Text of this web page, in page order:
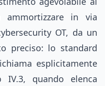
in via
OT, da un
preciso: lo standard
esplicitamente
IV.3, quando elenca